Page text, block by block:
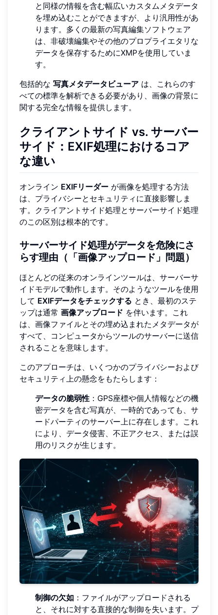
と同様の情報を含む幅広いカスタムメタデータ
を埋め込むことができますが、より汎用性があ
ります。多くの最新の写真編集ソフトウェア
は、非破壊編集やその他のプロプライエタリな
データを保存するためにXMPを使用していま
す。
包括的な 写真メタデータビューア は、これらのす
べての標準を解析できる必要があり、画像の背景に
関する完全な情報を提供します。
クライアントサイド vs. サーバー
サイド：EXIF処理におけるコア
な違い
オンライン EXIFリーダー が画像を処理する方法
は、プライバシーとセキュリティに直接影響しま
す。クライアントサイド処理とサーバーサイド処理
のこの区別は根本的です。
サーバーサイド処理がデータを危険にさ
らす理由（「画像アップロード」問題）
ほとんどの従来のオンラインツールは、サーバーサ
イドモデルで動作します。そのようなツールを使用
して EXIFデータをチェックする とき、最初のステ
ップは通常 画像アップロード を伴います。これ
は、画像ファイルとその埋め込まれたメタデータが
すべて、コンピュータからツールのサーバーに送信
されることを意味します。
このアプローチは、いくつかのプライバシーおよび
セキュリティ上の懸念をもたらします：
データの脆弱性 ：GPS座標や個人情報などの機
密データを含む写真が、一時的であっても、サ
ードパーティのサーバー上に存在します。これ
により、データ侵害、不正アクセス、または誤
用のリスクが生じます。
制御の欠如 ：ファイルがアップロードされる
と、それに対する直接的な制御を失います。プ